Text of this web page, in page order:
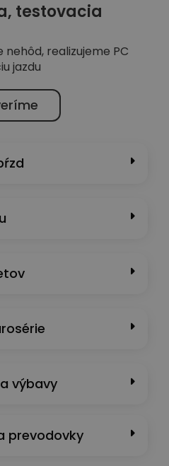
testovacia
realizujeme PC
jazdu
výbavy
prevodovky